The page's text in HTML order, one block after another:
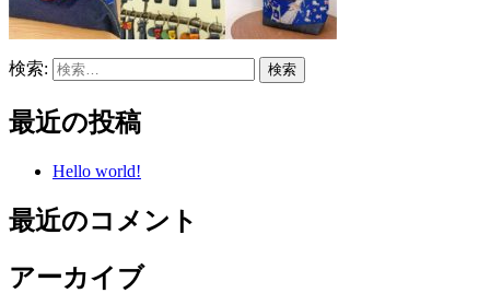
検索:
最近の投稿
Hello world!
最近のコメント
アーカイブ